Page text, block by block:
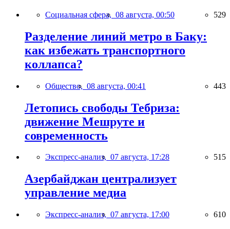
Социальная сфера, 08 августа, 00:50 529
Разделение линий метро в Баку:
как избежать транспортного
коллапса?
Общество, 08 августа, 00:41 443
Летопись свободы Тебриза:
движение Мешруте и
современность
Экспресс-анализ, 07 августа, 17:28 515
Азербайджан централизует
управление медиа
Экспресс-анализ, 07 августа, 17:00 610